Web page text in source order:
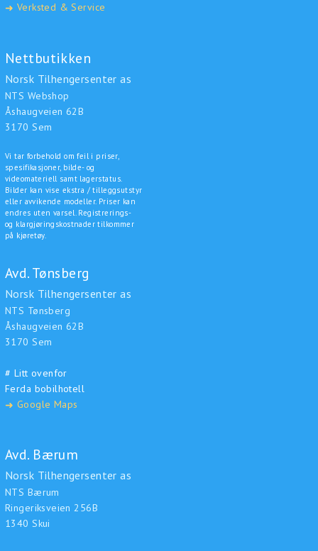
➜ Verksted & Service
Nettbutikken
Norsk Tilhengersenter as
NTS Webshop
Åshaugveien 62B
3170 Sem
Vi tar forbehold om feil i priser,
spesifikasjoner, bilde- og
videomateriell samt lagerstatus.
Bilder kan vise ekstra / tilleggsutstyr
eller avvikende modeller. Priser kan
endres uten varsel. Registrerings-
og klargjøringskostnader tilkommer
på kjøretøy.
Avd. Tønsberg
Norsk Tilhengersenter as
NTS Tønsberg
Åshaugveien 62B
3170 Sem
# Litt ovenfor
Ferda bobilhotell
➜ Google Maps
Avd. Bærum
Norsk Tilhengersenter as
NTS Bærum
Ringeriksveien 256B
1340 Skui